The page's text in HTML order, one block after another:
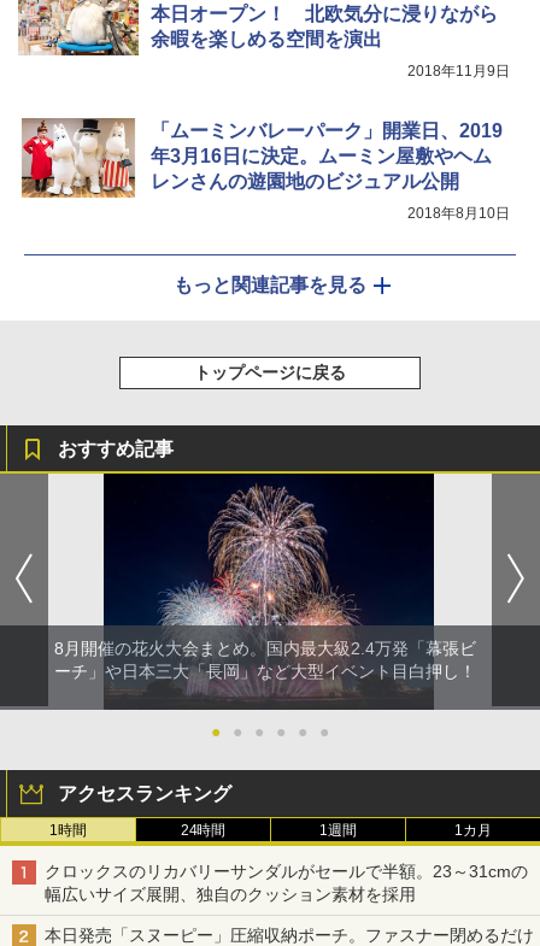
本日オープン！ 北欧気分に浸りながら
余暇を楽しめる空間を演出
2018年11月9日
「ムーミンバレーパーク」開業日、2019
年3月16日に決定。ムーミン屋敷やヘム
レンさんの遊園地のビジュアル公開
2018年8月10日
もっと関連記事を見る
トップページに戻る
おすすめ記事
8月開催の花火大会まとめ。国内最大級2.4万発「幕張ビ
ーチ」や日本三大「長岡」など大型イベント目白押し！
● ● ● ● ● ●
アクセスランキング
1時間 24時間 1週間 1カ月
クロックスのリカバリーサンダルがセールで半額。23～31cmの
幅広いサイズ展開、独自のクッション素材を採用
本日発売「スヌーピー」圧縮収納ポーチ。ファスナー閉めるだけ